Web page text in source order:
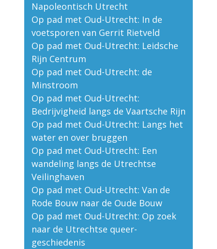
Napoleontisch Utrecht
Op pad met Oud-Utrecht: In de
voetsporen van Gerrit Rietveld
Op pad met Oud-Utrecht: Leidsche
Rijn Centrum
Op pad met Oud-Utrecht: de
Minstroom
Op pad met Oud-Utrecht:
Bedrijvigheid langs de Vaartsche Rijn
Op pad met Oud-Utrecht: Langs het
water en over bruggen
Op pad met Oud-Utrecht: Een
wandeling langs de Utrechtse
Veilinghaven
Op pad met Oud-Utrecht: Van de
Rode Bouw naar de Oude Bouw
Op pad met Oud-Utrecht: Op zoek
naar de Utrechtse queer-
geschiedenis